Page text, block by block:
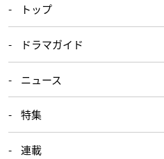
トップ
ドラマガイド
ニュース
特集
連載